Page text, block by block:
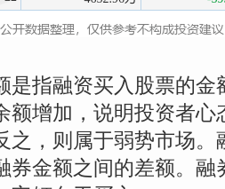
是指融资买入股票的
额增加，说明投资者
之，则属于弱势市场
券金额之间的差额。